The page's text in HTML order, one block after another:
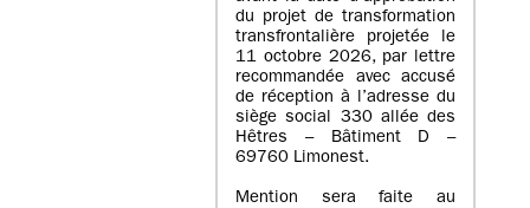
du projet de transformation
transfrontalière projetée le
11 octobre 2026, par lettre
recommandée avec accusé
de réception à l’adresse du
siège social 330 allée des
Hêtres – Bâtiment D –
69760 Limonest.
Mention sera faite au